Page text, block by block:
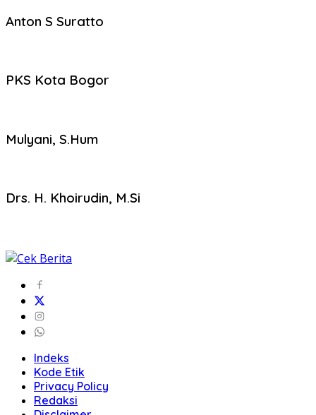
Anton S Suratto
PKS Kota Bogor
Mulyani, S.Hum
Drs. H. Khoirudin, M.Si
Indeks
Kode Etik
Privacy Policy
Redaksi